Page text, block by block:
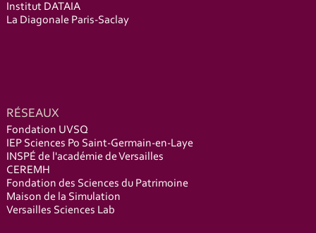
Institut DATAIA
La Diagonale Paris-Saclay
RÉSEAUX
Fondation UVSQ
IEP Sciences Po Saint-Germain-en-Laye
INSPÉ de l'académie de Versailles
CEREMH
Fondation des Sciences du Patrimoine
Maison de la Simulation
Versailles Sciences Lab